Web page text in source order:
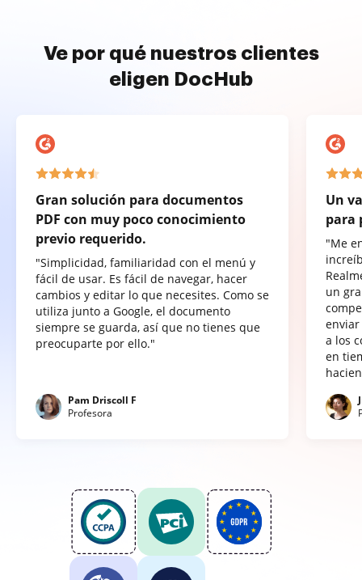
Ve por qué nuestros clientes
eligen DocHub
Gran solución para documentos
PDF con muy poco conocimiento
previo requerido.
"Simplicidad, familiaridad con el menú y
fácil de usar. Es fácil de navegar, hacer
cambios y editar lo que necesites. Como se
utiliza junto a Google, el documento
siempre se guarda, así que no tienes que
preocuparte por ello."
Pam Driscoll F
Profesora
Un
para
"Me
un
a los
en